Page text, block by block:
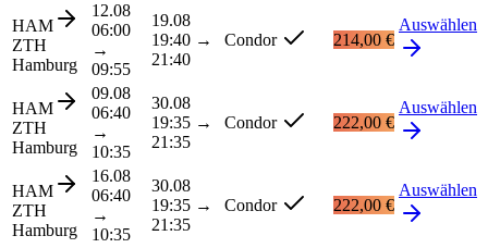
HAM
ZTH
Hamburg
12.08
06:00
→
09:55
19.08
19:40 →
21:40
Condor 214,00 €
Auswählen
HAM
ZTH
Hamburg
09.08
06:40
→
10:35
30.08
19:35 →
21:35
Condor 222,00 €
Auswählen
HAM
ZTH
Hamburg
16.08
06:40
→
10:35
30.08
19:35 →
21:35
Condor 222,00 €
Auswählen